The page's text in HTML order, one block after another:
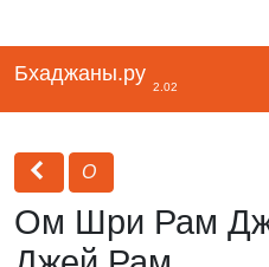
Бхаджаны.ру
2.02
О
Ом Шри Рам